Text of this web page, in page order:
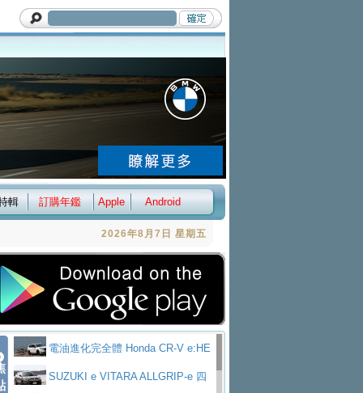
輯 訂購年鑑 Apple Android
2026年8月7日 星期五
電油進化完全體 Honda CR-V e:HE
V PrestigeSUZUKI e VITARA ALLGRIP-e 四